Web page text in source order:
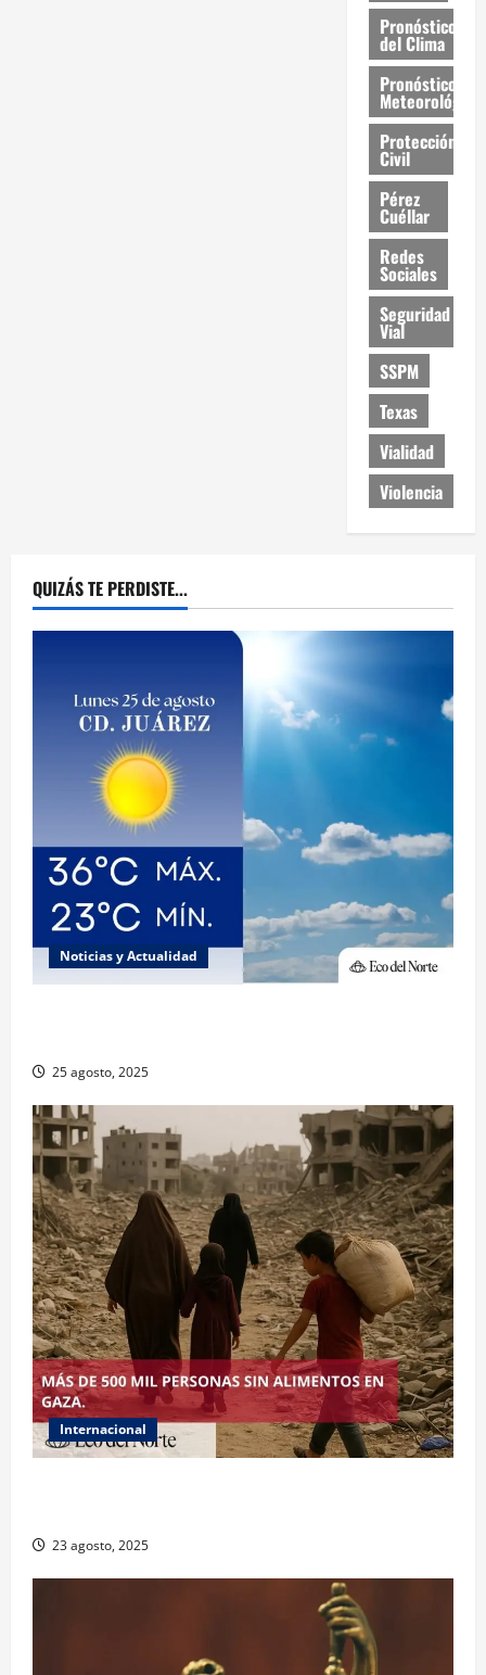
Pronóstico
del Clima
Pronóstico
Meteorológico
Protección
Civil
Pérez
Cuéllar
Redes
Sociales
Seguridad
Vial
SSPM
Texas
Vialidad
Violencia
QUIZÁS TE PERDISTE...
Noticias y Actualidad
25 agosto, 2025
Internacional
23 agosto, 2025